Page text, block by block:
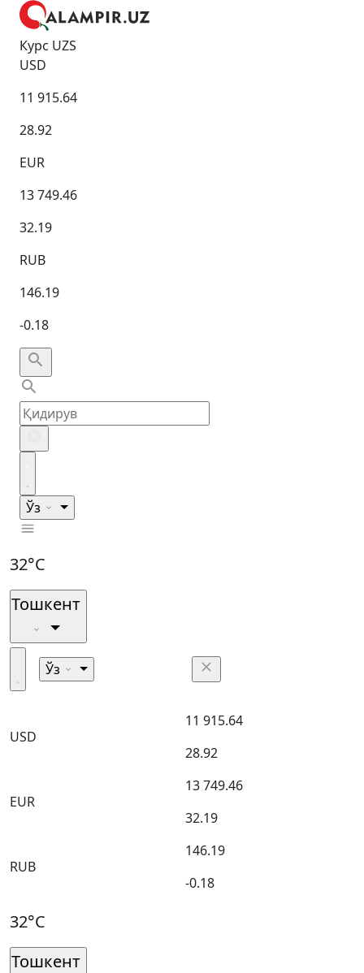
Курс UZS
USD
11 915.64
28.92
EUR
13 749.46
32.19
RUB
146.19
-0.18
Ўз
32°C
Тошкент
Ўз
USD
11 915.64
28.92
EUR
13 749.46
32.19
RUB
146.19
-0.18
32°C
Тошкент